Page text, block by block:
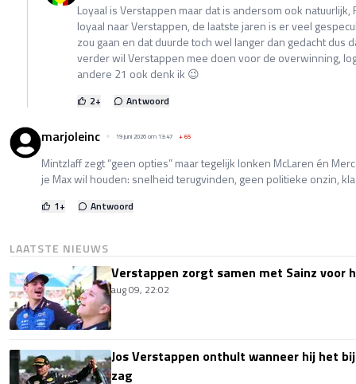
Loyaal is Verstappen maar dat is andersom ook natuurlijk,
loyaal naar Verstappen, de laatste jaren is er veel
zou gaan en dat duurde toch wel langer dan gedacht dus
verder wil Verstappen mee doen voor de overwinning,
andere 21 ook denk ik 😉
2+ Antwoord
marjoleinc 19 juni 2026 om 13:47 +65
Mintzlaff zegt “geen opties” maar tegelijk lonken McLaren én
je Max wil houden: snelheid terugvinden, geen politieke onzin,
1+ Antwoord
LAATSTE NIEUWS
Verstappen zorgt samen met Sainz voor
aug 09, 22:02
Jos Verstappen onthult wanneer hij het
zag